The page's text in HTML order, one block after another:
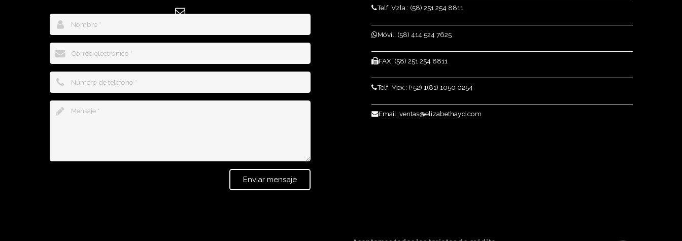
Enviar mensaje
Telf. Vzla.: (58) 251 254 8811
Móvil: (58) 414 524 7625
FAX: (58) 251 254 8811
Telf. Mex.: (+52) 1(81) 1050 0254
Email: ventas@elizabethayd.com